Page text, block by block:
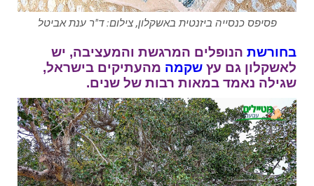
פסיפס כנסייה ביזנטית באשקלון, צילום: ד"ר ענת אביטל
בחורשת הנופלים המרגשת והמעציבה, יש
לאשקלון גם עץ שקמה מהעתיקים בישראל,
שגילה נאמד במאות רבות של שנים.